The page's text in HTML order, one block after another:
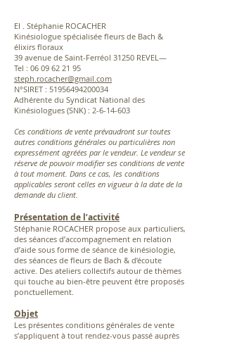
EI . Stéphanie ROCACHER
Kinésiologue spécialisée fleurs de Bach &
élixirs floraux
39 avenue de Saint-Ferréol 31250 REVEL—
Tel : 06 09 62 21 95
steph.rocacher@gmail.com
N°SIRET : 51956494200034
Adhérente du Syndicat National des
Kinésiologues (SNK) : 2-6-14-603
Ces conditions de vente prévaudront sur toutes
autres conditions générales ou particulières non
expressément agréées par le vendeur. Le vendeur se
réserve de pouvoir modifier ses conditions de vente
à tout moment. Dans ce cas, les conditions
applicables seront celles en vigueur à la date de la
demande du client.
Présentation de l’activité
Stéphanie ROCACHER propose aux particuliers,
des séances d’accompagnement en relation
d’aide sous forme de séance de kinésiologie,
des séances de fleurs de Bach & d’écoute
active. Des ateliers collectifs autour de thèmes
qui touche au bien-être peuvent être proposés
ponctuellement.
Objet
Les présentes conditions générales de vente
s’appliquent à tout rendez-vous passé auprès